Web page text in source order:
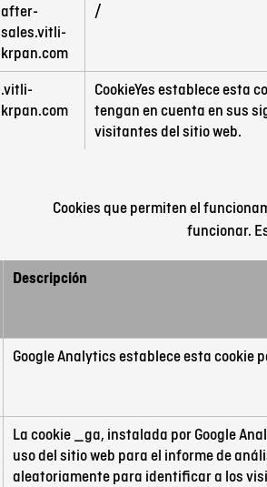
after-
sales.vitli-
krpan.com
/
.vitli-
krpan.com
CookieYes establece esta
tengan en cuenta en sus
visitantes del sitio web.
Cookies que permiten el
funcionar.
Descripción
Google Analytics establece esta
La cookie _ga, instalada por Google
uso del sitio web para el informe de
aleatoriamente para identificar a los